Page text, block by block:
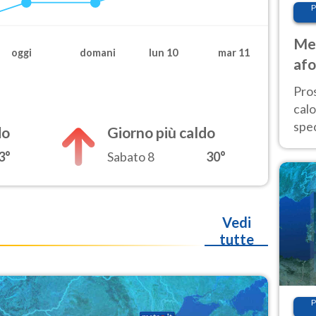
oggi domani lun 10 mar 11
Giorno più caldo
Sabato 8 30°
Vedi
tutte